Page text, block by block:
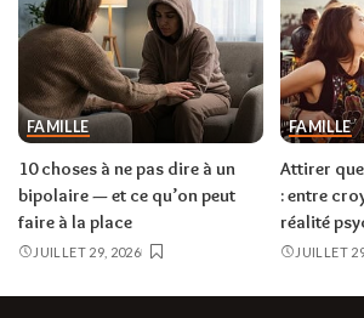
FAMILLE
10 choses à ne pas dire à un
bipolaire — et ce qu’on peut
faire à la place
JUILLET 29, 2026
FAMILLE
Attirer
: entre
réalité
JUILLET